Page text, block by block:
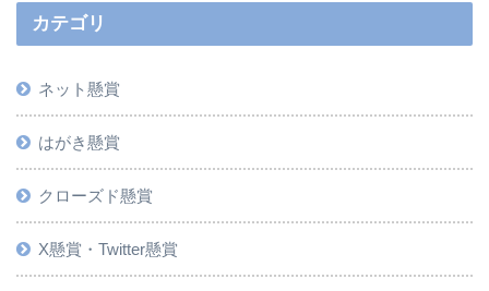
カテゴリ
ネット懸賞
はがき懸賞
クローズド懸賞
X懸賞・Twitter懸賞